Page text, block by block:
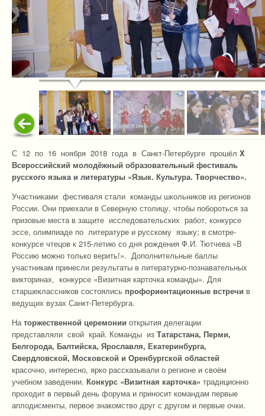
С 12 по 16 ноября 2018 года в Санкт-Петербурге прошёл X
Всероссийский молодёжный образовательный фестиваль
русского языка и литературы «Язык. Культура. Творчество».
Участниками фестиваля стали команды школьников из регионов
России. Они приехали в Северную столицу, чтобы побороться за
призовые места в защите исследовательских работ, конкурсе
эссе, олимпиаде по литературе и русскому языку; в смотре-
конкурсе чтецов к 215-летию со дня рождения Ф.И. Тютчева «В
Россию можно только верить!». Дополнительные баллы
участникам принесли результаты в литературно-познавательных
викторинах, конкурсе «Визитная карточка команды». Для
старшеклассников состоялись профориентационные встречи в
ведущих вузах Санкт-Петербурга.
На торжественной церемонии открытия делегации
представляли свой край. Команды из Татарстана, Перми,
Белгорода, Балтийска, Ярославля, Екатеринбурга,
Свердловской, Московской и Оренбургской областей
красочно, интересно, ярко рассказывали о регионе и своём
учебном заведении. Конкурс «Визитная карточка» традиционно
проходит в первый день форума и приносит командам первые
аплодисменты, первое знакомство друг с другом и первые очки.